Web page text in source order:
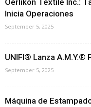
Oerlikon Textile Inc.:
Inicia Operaciones
September 5, 2025
UNIFI® Lanza A.M.Y.®
September 5, 2025
Máquina de